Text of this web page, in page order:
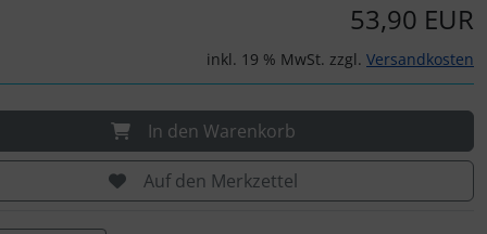
53,90 EUR
inkl. 19 % MwSt. zzgl. Versandkosten
In den Warenkorb
Auf den Merkzettel